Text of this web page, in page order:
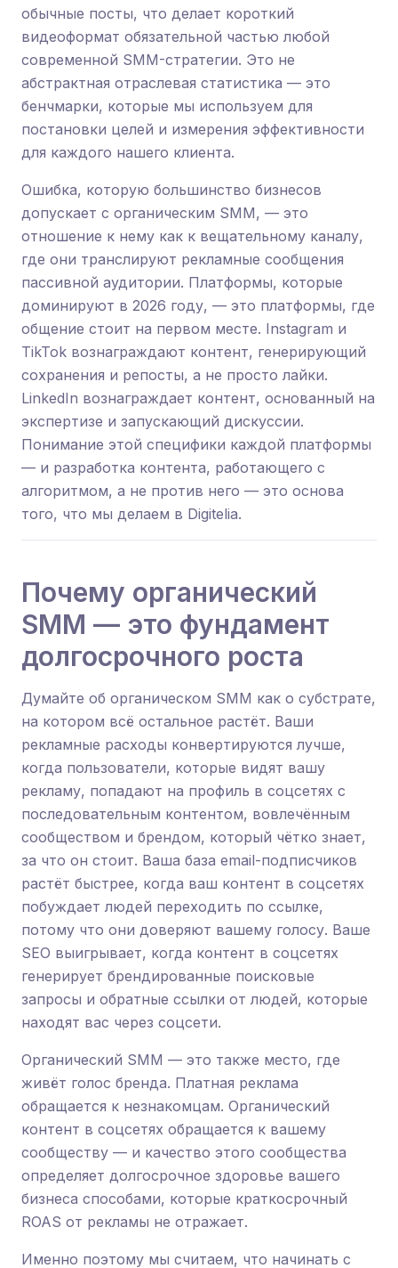
обычные посты, что делает короткий
видеоформат обязательной частью любой
современной SMM-стратегии. Это не
абстрактная отраслевая статистика — это
бенчмарки, которые мы используем для
постановки целей и измерения эффективности
для каждого нашего клиента.
Ошибка, которую большинство бизнесов
допускает с органическим SMM, — это
отношение к нему как к вещательному каналу,
где они транслируют рекламные сообщения
пассивной аудитории. Платформы, которые
доминируют в 2026 году, — это платформы, где
общение стоит на первом месте. Instagram и
TikTok вознаграждают контент, генерирующий
сохранения и репосты, а не просто лайки.
LinkedIn вознаграждает контент, основанный на
экспертизе и запускающий дискуссии.
Понимание этой специфики каждой платформы
— и разработка контента, работающего с
алгоритмом, а не против него — это основа
того, что мы делаем в Digitelia.
Почему органический
SMM — это фундамент
долгосрочного роста
Думайте об органическом SMM как о субстрате,
на котором всё остальное растёт. Ваши
рекламные расходы конвертируются лучше,
когда пользователи, которые видят вашу
рекламу, попадают на профиль в соцсетях с
последовательным контентом, вовлечённым
сообществом и брендом, который чётко знает,
за что он стоит. Ваша база email-подписчиков
растёт быстрее, когда ваш контент в соцсетях
побуждает людей переходить по ссылке,
потому что они доверяют вашему голосу. Ваше
SEO выигрывает, когда контент в соцсетях
генерирует брендированные поисковые
запросы и обратные ссылки от людей, которые
находят вас через соцсети.
Органический SMM — это также место, где
живёт голос бренда. Платная реклама
обращается к незнакомцам. Органический
контент в соцсетях обращается к вашему
сообществу — и качество этого сообщества
определяет долгосрочное здоровье вашего
бизнеса способами, которые краткосрочный
ROAS от рекламы не отражает.
Именно поэтому мы считаем, что начинать с